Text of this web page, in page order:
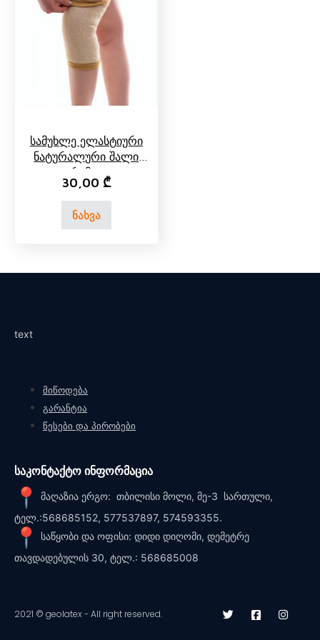
Სამუხლე Ელასტიური
Ნატურალური Შალი
Კარამელი
30,00 ₾
ნახვა
text
მიწოდება
გარანტია
წესები და პირობები
საკონტაქტო ინფორმაცია
მაღაზია ერგო: თბილისი მოლი, მე-3 სართული,
ტელ.:568685152, 577537897, 574593355.
საწყობი და ოფისი: დიდი დიღომი, დემეტრე
თავდადებულის 30, ტელ.: 568685008
2021 © geolatex - All right reserved.